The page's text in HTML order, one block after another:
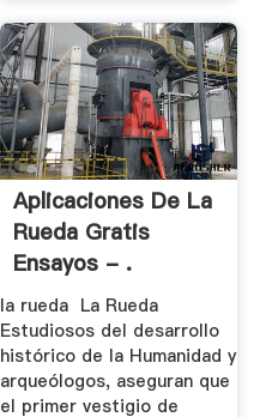
Aplicaciones De La
Rueda Gratis
Ensayos - .
la rueda La Rueda
Estudiosos del desarrollo
histórico de la Humanidad y
arqueólogos, aseguran que
el primer vestigio de